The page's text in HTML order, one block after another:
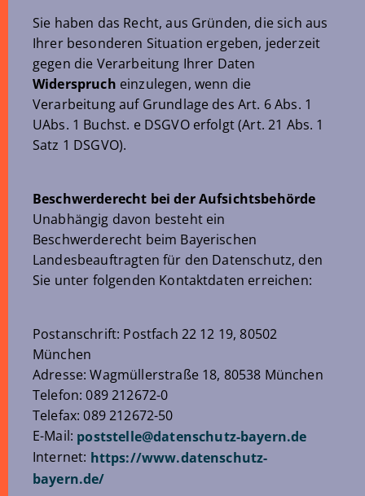
Sie haben das Recht, aus Gründen, die sich aus
Ihrer besonderen Situation ergeben, jederzeit
gegen die Verarbeitung Ihrer Daten
Widerspruch einzulegen, wenn die
Verarbeitung auf Grundlage des Art. 6 Abs. 1
UAbs. 1 Buchst. e DSGVO erfolgt (Art. 21 Abs. 1
Satz 1 DSGVO).
Beschwerderecht bei der Aufsichtsbehörde
Unabhängig davon besteht ein
Beschwerderecht beim Bayerischen
Landesbeauftragten für den Datenschutz, den
Sie unter folgenden Kontaktdaten erreichen:
Postanschrift: Postfach 22 12 19, 80502
München
Adresse: Wagmüllerstraße 18, 80538 München
Telefon: 089 212672-0
Telefax: 089 212672-50
E-Mail: poststelle@datenschutz-bayern.de
Internet: https://www.datenschutz-
bayern.de/